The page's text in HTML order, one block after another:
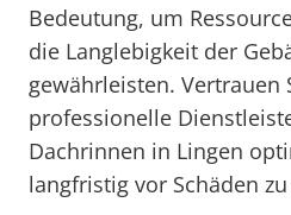
Bedeutung, um
die Langlebigkeit der
gewährleisten. Vertrauen
professionelle
Dachrinnen in Lingen
langfristig vor Schäden